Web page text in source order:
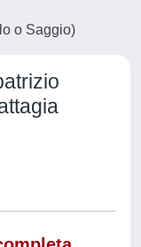
o Saggio)